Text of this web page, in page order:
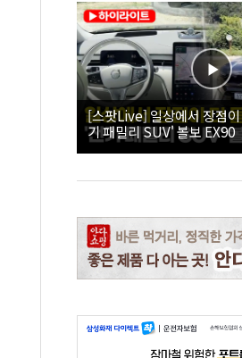
[스팟Live] 일상에서 장점
기 패밀리 SUV' 볼보 EX90